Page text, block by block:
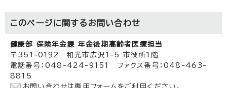
このページに関する お問い合わせ
健康部 保険年金課 年金後期高齢者医療担当
〒351-0192 和光市広沢1-5 市役所1階
電話番号：048-424-9151 ファクス番号：048-463-
8815
お問い合わせは専用フォームをご利用ください。